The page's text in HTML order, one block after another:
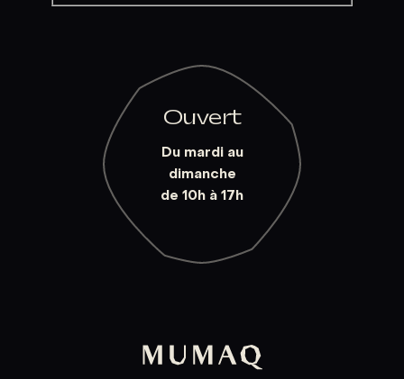
Ouvert
Du mardi au
dimanche
de 10h à 17h